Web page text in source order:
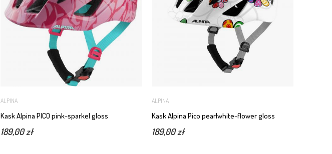
ALPINA
Kask Alpina PICO pink-sparkel gloss
189,00 zł
ALPINA
Kask Alpina Pico pearlwhite-flower gloss
189,00 zł